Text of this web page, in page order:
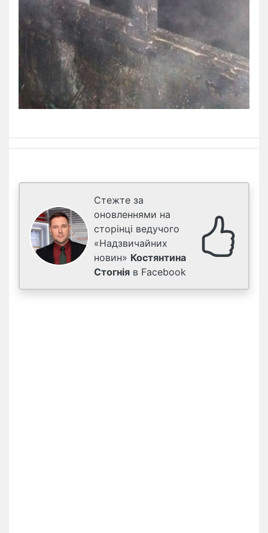
Стежте за
оновленнями на
сторінці ведучого
«Надзвичайних
новин» Костянтина
Стогнія в Facebook